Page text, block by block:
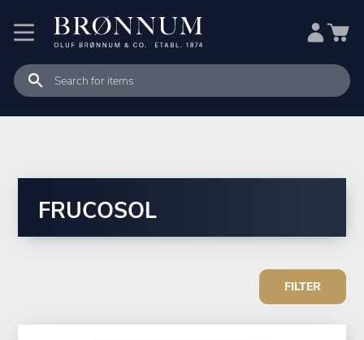
FRUCOSOL
FILTER